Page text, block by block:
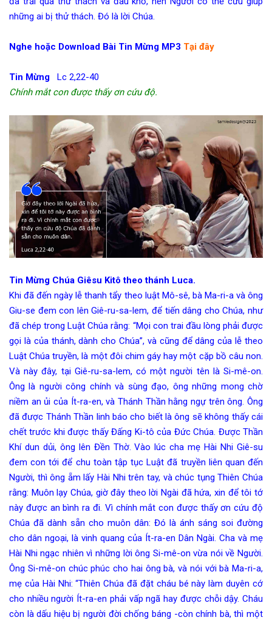
những ai bị thử thách. Đó là lời Chúa.
Nghe hoặc Download Bài Tin Mừng MP3 Tại đây
Tin Mừng Lc 2,22-40
Chính mắt con được thấy ơn cứu độ.
Tin Mừng Chúa Giêsu Kitô theo thánh Luca.
Khi đã đến ngày lễ thanh tẩy theo luật Mô-sê, bà Ma-ri-a và ông
Giu-se đem con lên Giê-ru-sa-lem, để tiến dâng cho Chúa, như
đã chép trong Luật Chúa rằng: “Mọi con trai đầu lòng phải được
gọi là của thánh, dành cho Chúa”, và cũng để dâng của lễ theo
Luật Chúa truyền, là một đôi chim gáy hay một cặp bồ câu non.
Và này đây, tại Giê-ru-sa-lem, có một người tên là Si-mê-on.
Ông là người công chính và sùng đạo, ông những mong chờ
niềm an ủi của Ít-ra-en, và Thánh Thần hằng ngự trên ông. Ông
đã được Thánh Thần linh báo cho biết là ông sẽ không thấy cái
chết trước khi được thấy Đấng Ki-tô của Đức Chúa. Được Thần
Khí dun dủi, ông lên Đền Thờ. Vào lúc cha mẹ Hài Nhi Giê-su
đem con tới để chu toàn tập tục Luật đã truyền liên quan đến
Người, thì ông ẵm lấy Hài Nhi trên tay, và chúc tụng Thiên Chúa
rằng: Muôn lạy Chúa, giờ đây theo lời Ngài đã hứa, xin để tôi tớ
này được an bình ra đi. Vì chính mắt con được thấy ơn cứu độ
Chúa đã dành sẵn cho muôn dân: Đó là ánh sáng soi đường
cho dân ngoại, là vinh quang của Ít-ra-en Dân Ngài. Cha và mẹ
Hài Nhi ngạc nhiên vì những lời ông Si-mê-on vừa nói về Người.
Ông Si-mê-on chúc phúc cho hai ông bà, và nói với bà Ma-ri-a,
mẹ của Hài Nhi: “Thiên Chúa đã đặt cháu bé này làm duyên cớ
cho nhiều người Ít-ra-en phải vấp ngã hay được chỗi dậy. Cháu
còn là dấu hiệu bị người đời chống báng -còn chính bà, thì một